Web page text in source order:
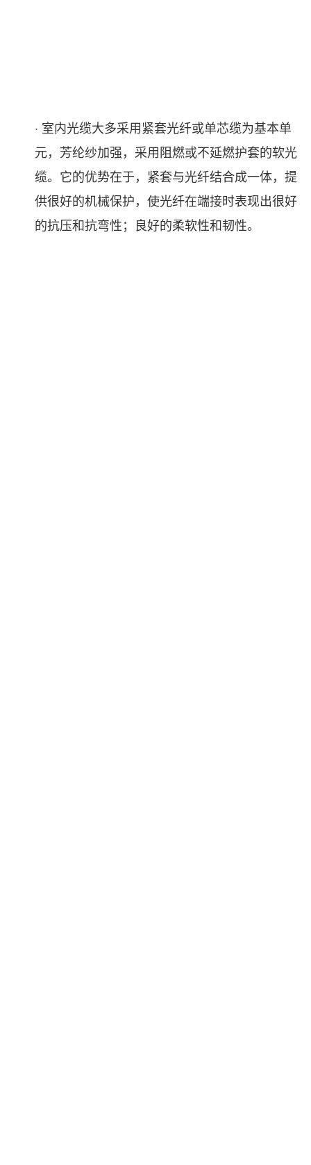
· 室内光缆大多采用紧套光纤或单芯缆为基本单
元，芳纶纱加强，采用阻燃或不延燃护套的软光
缆。它的优势在于，紧套与光纤结合成一体，提
供很好的机械保护，使光纤在端接时表现出很好
的抗压和抗弯性；良好的柔软性和韧性。